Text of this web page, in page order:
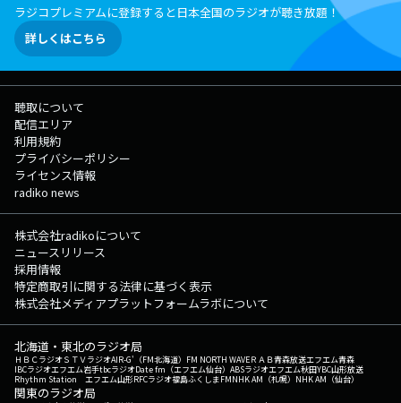
ラジコプレミアムに登録すると日本全国のラジオが聴き放題！
詳しくはこちら
聴取について
配信エリア
利用規約
プライバシーポリシー
ライセンス情報
radiko news
株式会社radikoについて
ニュースリリース
採用情報
特定商取引に関する法律に基づく表示
株式会社メディアプラットフォームラボについて
北海道・東北のラジオ局
ＨＢＣラジオＳＴＶラジオAIR-G'（FM北海道） FM NORTH WAVEＲＡＢ青森放送エフエム青森
IBCラジオエフエム岩手tbcラジオDate fm（エフエム仙台） ABSラジオエフエム秋田YBC山形放送
Rhythm Station エフエム山形RFCラジオ福島ふくしまFMNHK AM（札幌） NHK AM（仙台）
関東のラジオ局